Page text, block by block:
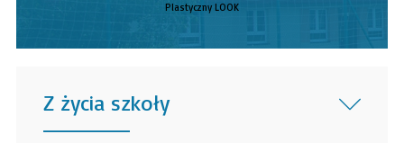
Plastyczny LOOK
Z życia szkoły
______